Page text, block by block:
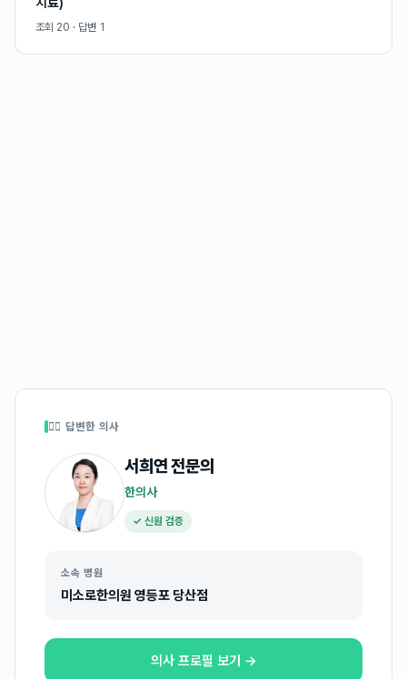
조회 20 · 답변 1
👩‍⚕️ 답변한 의사
서희연전문의
한의사
✓ 신원 검증
소속 병원
미소로한의원 영등포 당산점
의사 프로필 보기 →